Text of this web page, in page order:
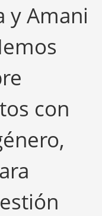
y Amani
con